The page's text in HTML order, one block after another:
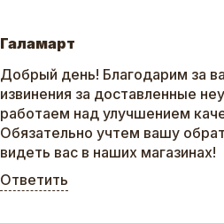
Галамарт
Добрый день! Благодарим за
извинения за доставленные
работаем над улучшением
Обязательно учтем вашу
видеть вас в наших магазинах!
Ответить